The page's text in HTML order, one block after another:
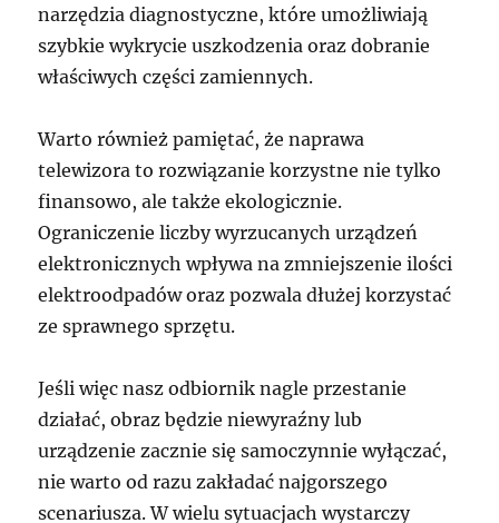
narzędzia diagnostyczne, które umożliwiają
szybkie wykrycie uszkodzenia oraz dobranie
właściwych części zamiennych.
Warto również pamiętać, że naprawa
telewizora to rozwiązanie korzystne nie tylko
finansowo, ale także ekologicznie.
Ograniczenie liczby wyrzucanych urządzeń
elektronicznych wpływa na zmniejszenie ilości
elektroodpadów oraz pozwala dłużej korzystać
ze sprawnego sprzętu.
Jeśli więc nasz odbiornik nagle przestanie
działać, obraz będzie niewyraźny lub
urządzenie zacznie się samoczynnie wyłączać,
nie warto od razu zakładać najgorszego
scenariusza. W wielu sytuacjach wystarczy